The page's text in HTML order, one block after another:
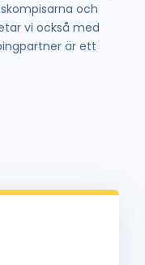
och
vi också med
är ett